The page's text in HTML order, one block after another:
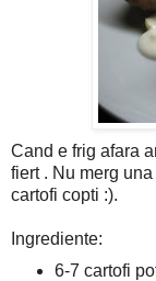
Cand e frig afara
fiert . Nu merg
cartofi copti :).
Ingrediente:
6-7 cartofi